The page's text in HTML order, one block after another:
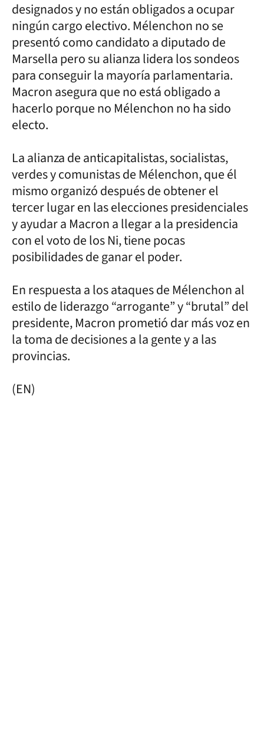
designados y no están obligados a ocupar
ningún cargo electivo. Mélenchon no se
presentó como candidato a diputado de
Marsella pero su alianza lidera los sondeos
para conseguir la mayoría parlamentaria.
Macron asegura que no está obligado a
hacerlo porque no Mélenchon no ha sido
electo.
La alianza de anticapitalistas, socialistas,
verdes y comunistas de Mélenchon, que él
mismo organizó después de obtener el
tercer lugar en las elecciones presidenciales
y ayudar a Macron a llegar a la presidencia
con el voto de los Ni, tiene pocas
posibilidades de ganar el poder.
En respuesta a los ataques de Mélenchon al
estilo de liderazgo “arrogante” y “brutal” del
presidente, Macron prometió dar más voz en
la toma de decisiones a la gente y a las
provincias.
(EN)